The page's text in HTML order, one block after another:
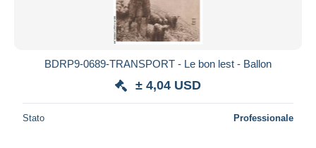
Mastercard
iDeal
Maestro
BDRP9-0689-TRANSPORT - Le bon lest - Ballon
± 4,04 USD
Stato Professionale